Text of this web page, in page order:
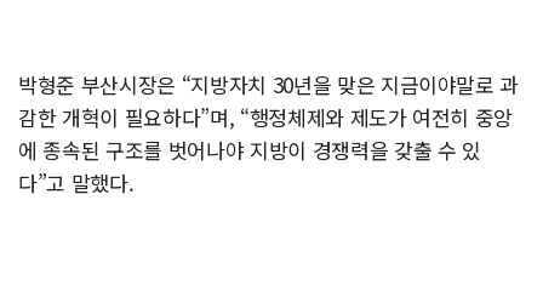
박형준 부산시장은 “지방자치 30년을 맞은 지금이야말로 과
감한 개혁이 필요하다”며, “행정체제와 제도가 여전히 중앙
에 종속된 구조를 벗어나야 지방이 경쟁력을 갖출 수 있
다”고 말했다.